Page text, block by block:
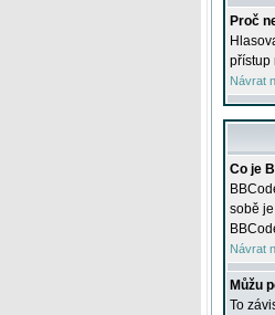
Proč
přístup
Návrat
Co je
sobě
Návrat
Můžu
To